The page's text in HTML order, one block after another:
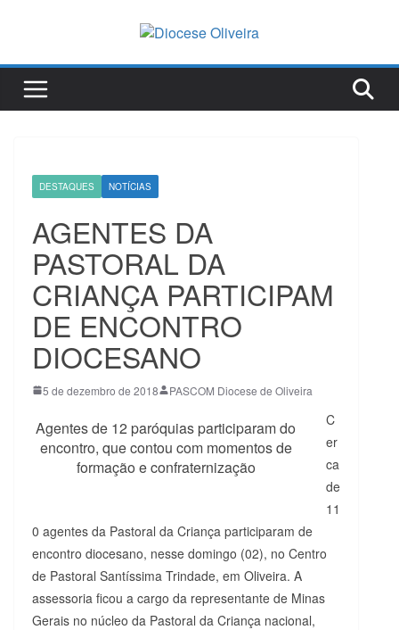
conteúdo
DESTAQUES NOTÍCIAS
AGENTES DA
PASTORAL DA
CRIANÇA PARTICIPAM
DE ENCONTRO
DIOCESANO
5 de dezembro de 2018 PASCOM Diocese de Oliveira
Agentes de 12 paróquias participaram do
encontro, que contou com momentos de
formação e confraternização
C
er
ca
de
11
0 agentes da Pastoral da Criança participaram de
encontro diocesano, nesse domingo (02), no Centro
de Pastoral Santíssima Trindade, em Oliveira. A
assessoria ficou a cargo da representante de Minas
Gerais no núcleo da Pastoral da Criança nacional,